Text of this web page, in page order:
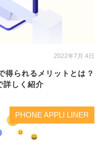
2022年7月 4日
られるメリットとは？
詳しく紹介
PHONE APPLI LINER